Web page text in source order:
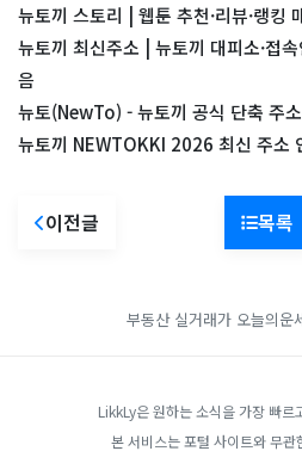
뉴토끼 스토리 | 웹툰 추천·리뷰·랭킹
뉴토끼 최신주소 | 뉴토끼 대피소·접
음
뉴토(NewTo) - 뉴토끼 공식 단축 주
뉴토끼 NEWTOKKI 2026 최신 주소
이전글 목록
부동산 실거래가 오늘의운
LikkLy은 원하는 소식을 가장 빠르
본 서비스는 포털 사이트와 무관